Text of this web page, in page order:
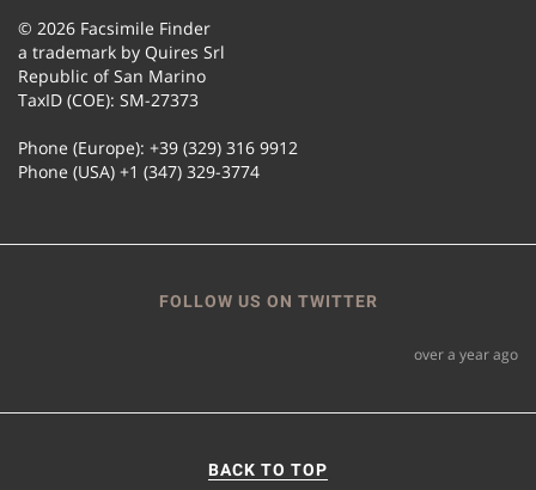
© 2026 Facsimile Finder
a trademark by Quires Srl
Republic of San Marino
TaxID (COE): SM-27373
Phone (Europe): +39 (329) 316 9912
Phone (USA) +1 (347) 329-3774
FOLLOW US ON TWITTER
over a year ago
BACK TO TOP